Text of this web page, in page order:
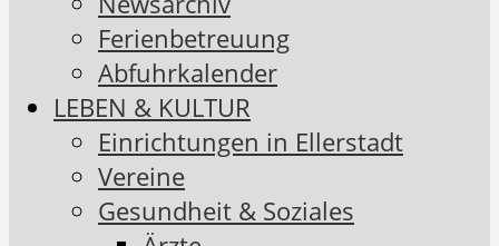
Ferienbetreuung
Abfuhrkalender
LEBEN & KULTUR
Einrichtungen in Ellerstadt
Vereine
Gesundheit & Soziales